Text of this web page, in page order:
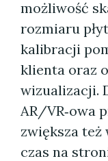
możliwość
rozmiaru
kalibracji
klienta oraz
wizualizacji.
AR/VR‑owa
zwiększa też
czas na